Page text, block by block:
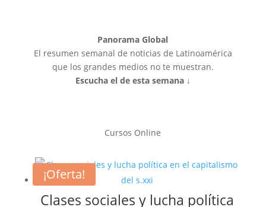
Panorama Global
El resumen semanal de noticias de Latinoamérica
que los grandes medios no te muestran.
Escucha el de esta semana ↓
Cursos Online
Clases sociales y lucha política
¡Oferta!